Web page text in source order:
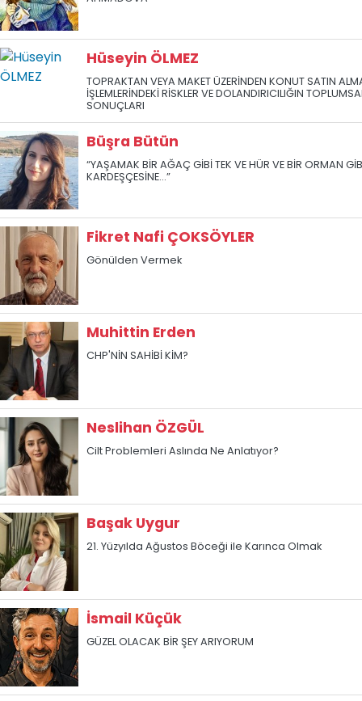
Hüseyin ÖLMEZ
TOPRAKTAN VEYA MAKET ÜZERİNDEN KONUT SATIN
İŞLEMLERİNDEKİ RİSKLER VE DOLANDIRICILIĞIN
SONUÇLARI
Büşra Bütün
“YAŞAMAK BİR AĞAÇ GİBİ TEK VE HÜR VE BİR ORMAN
KARDEŞÇESİNE...”
Fikret Nafi ÇOKSÖYLER
Gönülden Vermek
Muhittin Erden
CHP'NİN SAHİBİ KİM?
Neslihan ÖZGÜL
Cilt Problemleri Aslında Ne Anlatıyor?
Başak Uygur
21. Yüzyılda Ağustos Böceği ile Karınca Olmak
İsmail Küçük
GÜZEL OLACAK BİR ŞEY ARIYORUM